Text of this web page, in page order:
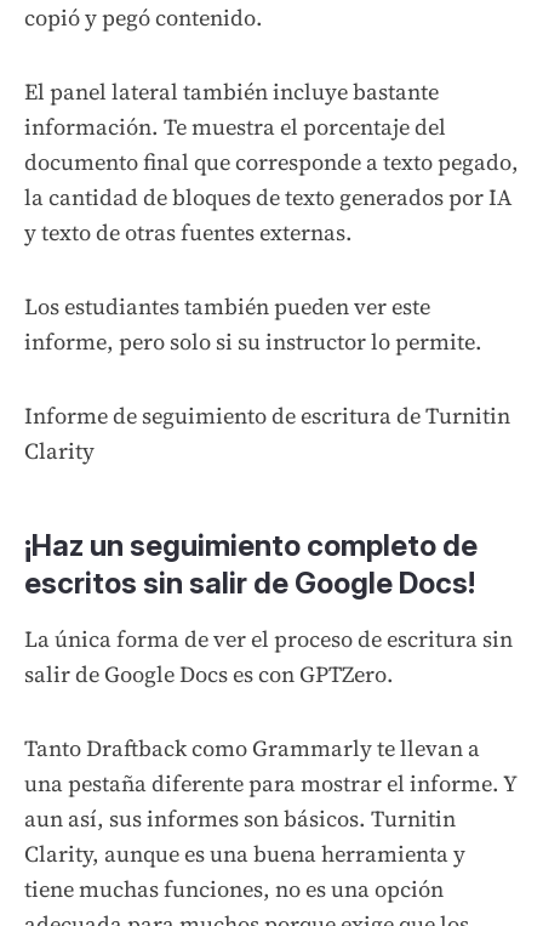
copió y pegó contenido.
El panel lateral también incluye bastante
información. Te muestra el porcentaje del
documento final que corresponde a texto pegado,
la cantidad de bloques de texto generados por IA
y texto de otras fuentes externas.
Los estudiantes también pueden ver este
informe, pero solo si su instructor lo permite.
Informe de seguimiento de escritura de Turnitin
Clarity
¡Haz un seguimiento completo de
escritos sin salir de Google Docs!
La única forma de ver el proceso de escritura sin
salir de Google Docs es con GPTZero.
Tanto Draftback como Grammarly te llevan a
una pestaña diferente para mostrar el informe. Y
aun así, sus informes son básicos. Turnitin
Clarity, aunque es una buena herramienta y
tiene muchas funciones, no es una opción